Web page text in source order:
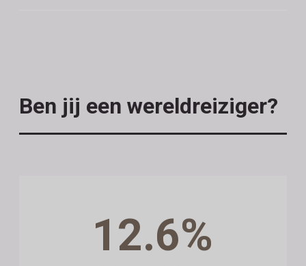
Ben jij een wereldreiziger?
12.6%